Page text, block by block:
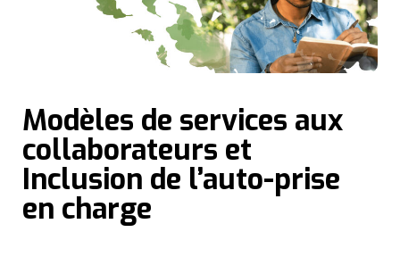
Modèles de services aux
collaborateurs et
Inclusion de l’auto-prise
en charge